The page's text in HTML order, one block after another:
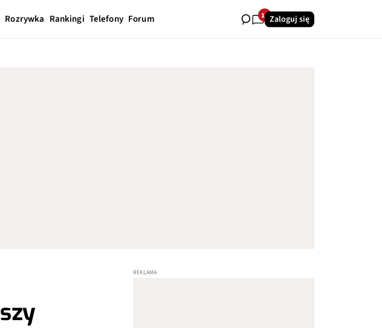
Rozrywka Rankingi Telefony Forum 14Zaloguj się